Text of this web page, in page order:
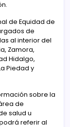
de Equidad de
de
al interior del
Zamora,
Hidalgo,
Piedad y
sobre la
de
salud u
referir al